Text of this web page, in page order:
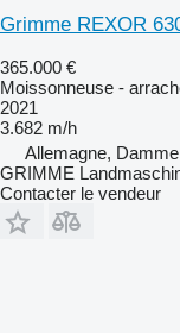
Grimme REXOR
365.000 €
Moissonneuse -
2021
3.682 m/h
Allemagne, Damme
GRIMME
Contacter le vendeur